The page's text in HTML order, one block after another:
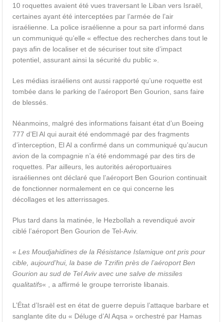
10 roquettes avaient été vues traversant le Liban vers Israël,
certaines ayant été interceptées par l’armée de l’air
israélienne. La police israélienne a pour sa part informé dans
un communiqué qu’elle « effectue des recherches dans tout le
pays afin de localiser et de sécuriser tout site d’impact
potentiel, assurant ainsi la sécurité du public ».
Les médias israéliens ont aussi rapporté qu’une roquette est
tombée dans le parking de l’aéroport Ben Gourion, sans faire
de blessés.
Néanmoins, malgré des informations faisant état d’un Boeing
777 d’El Al qui aurait été endommagé par des fragments
d’interception, El Al a confirmé dans un communiqué qu’aucun
avion de la compagnie n’a été endommagé par des tirs de
roquettes. Par ailleurs, les autorités aéroportuaires
israéliennes ont déclaré que l’aéroport Ben Gourion continuait
de fonctionner normalement en ce qui concerne les
décollages et les atterrissages.
Plus tard dans la matinée, le Hezbollah a revendiqué avoir
ciblé l’aéroport Ben Gourion de Tel-Aviv.
«Les Moudjahidines de la Résistance Islamique ont pris pour
cible, aujourd’hui, la base de Tzrifin près de l’aéroport Ben
Gourion au sud de Tel Aviv avec une salve de missiles
qualitatifs« , a affirmé le groupe terroriste libanais.
L’État d’Israël est en état de guerre depuis l’attaque barbare et
sanglante dite du « Déluge d’Al Aqsa » orchestré par Hamas